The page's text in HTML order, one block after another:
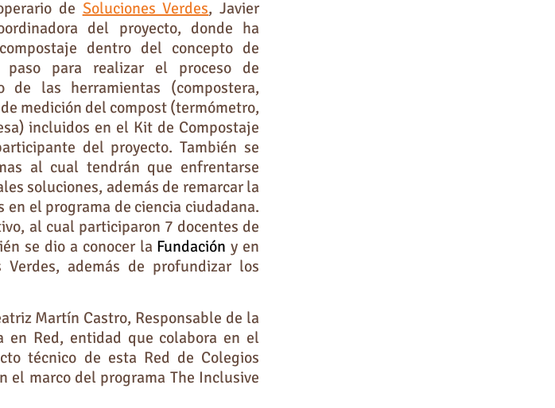
de Soluciones Verdes, Javier
del proyecto, donde ha
dentro del concepto de
para realizar el proceso de
de las herramientas (compostera,
medición del compost (termómetro,
incluidos en el Kit de Compostaje
del proyecto. También se
al cual tendrán que enfrentarse
soluciones, además de remarcar la
el programa de ciencia ciudadana.
al cual participaron 7 docentes de
se dio a conocer la Fundacióny en
además de profundizar los
Martín Castro, Responsable de la
en Red, entidad que colabora en el
técnico de esta Red de Colegios
el marco del programa The Inclusive